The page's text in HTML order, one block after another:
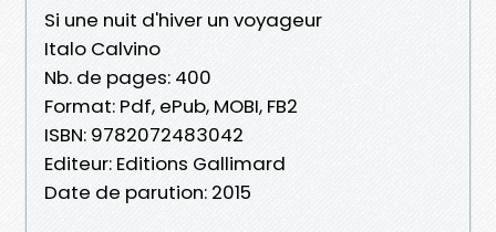
Si une nuit d'hiver un voyageur
Italo Calvino
Nb. de pages: 400
Format: Pdf, ePub, MOBI, FB2
ISBN: 9782072483042
Editeur: Editions Gallimard
Date de parution: 2015